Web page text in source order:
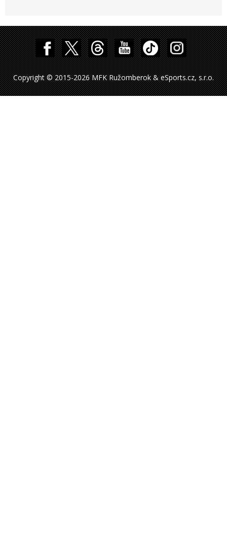
Copyright © 2015-2026 MFK Ružomberok & eSports.cz, s.r.o.